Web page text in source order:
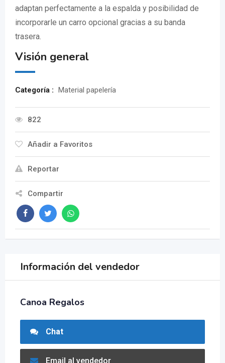
adaptan perfectamente a la espalda y posibilidad de
incorporarle un carro opcional gracias a su banda
trasera.
Visión general
Categoría : Material papelería
822
Añadir a Favoritos
Reportar
Compartir
Información del vendedor
Canoa Regalos
Chat
Email al vendedor